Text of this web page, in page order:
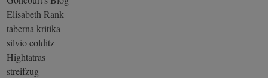
Elisabeth Rank
taberna kritika
silvio colditz
Hightatras
streifzug